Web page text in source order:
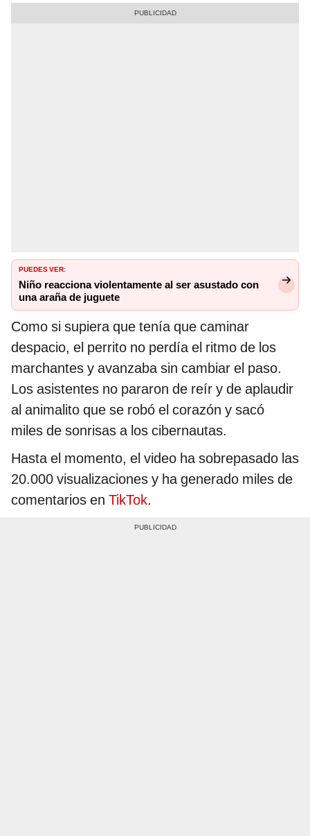
PUEDES VER:
Niño reacciona violentamente al ser asustado con
una araña de juguete
Como si supiera que tenía que caminar
despacio, el perrito no perdía el ritmo de los
marchantes y avanzaba sin cambiar el paso.
Los asistentes no pararon de reír y de aplaudir
al animalito que se robó el corazón y sacó
miles de sonrisas a los cibernautas.
Hasta el momento, el video ha sobrepasado las
20.000 visualizaciones y ha generado miles de
comentarios en TikTok.